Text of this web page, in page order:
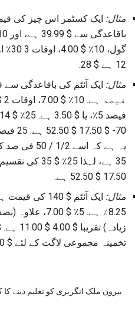
مثال: ایک کسٹمر اس چیز کی
12 ہے $ 28.
مثال:
70- $
17.50 $ 52.50 ہے.
مثال:
ایک آئٹم $
تخمینہ مجموعی لاگت کے لئے $ 151.00، ٹیکس شامل.
بیرون ملک انگریزی کو تعلیم دینے